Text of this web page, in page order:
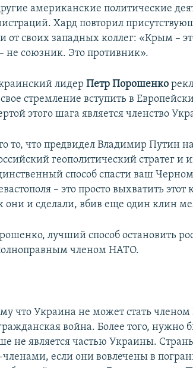
американские политические
Хард повторил
от своих западных коллег: «Крым –
не союзник. Это противник».
лидер Петр Порошенко
стремление вступить в
этого шага является членство
то, что предвидел Владимир Путин
геополитический стратег и
способ спасти ваш
– это просто выхватить
они и сделали, вбив еще один клин
лучший способ остановить
членом НАТО.
что Украина не может стать
война. Более того, нужно
не является частью Украины.
членами, если они вовлечены в